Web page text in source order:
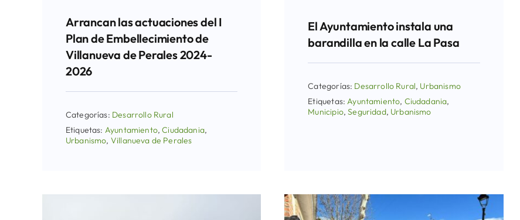
Arrancan las actuaciones del I
Plan de Embellecimiento de
Villanueva de Perales 2024-
2026
Categorías: Desarrollo Rural
Etiquetas: Ayuntamiento,Ciudadania,
Urbanismo, Villanueva de Perales
El Ayuntamiento instala una
barandilla en la calle La Pasa
Categorías: Desarrollo Rural, Urbanismo
Etiquetas:Ayuntamiento, Ciudadania,
Municipio,Seguridad, Urbanismo